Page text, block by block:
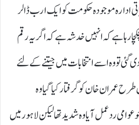
ادارہ موجودہ حکومت کو ایک ارب ڈالر
رہا ہے کہ انہیں خدشہ ہے کہ اگر یہ رقم
تو وہ اسے انتخابات میں جیتنے کے لئے
عمران خان کو گرفتار کیا گیا وہ
عوامی ردعمل آیا وہ شدید تھا لیکن لاہور میں